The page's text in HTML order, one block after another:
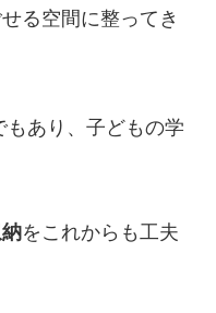
る空間に整ってき
もあり、子どもの学
をこれからも工夫